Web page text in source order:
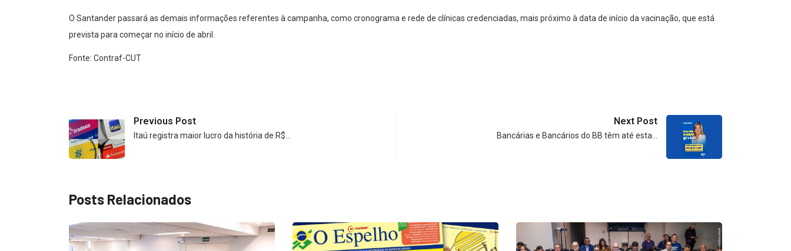
O Santander passará as demais informações referentes à campanha, como cronograma e rede de clínicas credenciadas, mais próximo à data de início da vacinação, que está
prevista para começar no início de abril.
Fonte: Contraf-CUT
Previous Post
Itaú registra maior lucro da história de R$…
Next Post
Bancárias e Bancários do BB têm até esta…
Posts Relacionados